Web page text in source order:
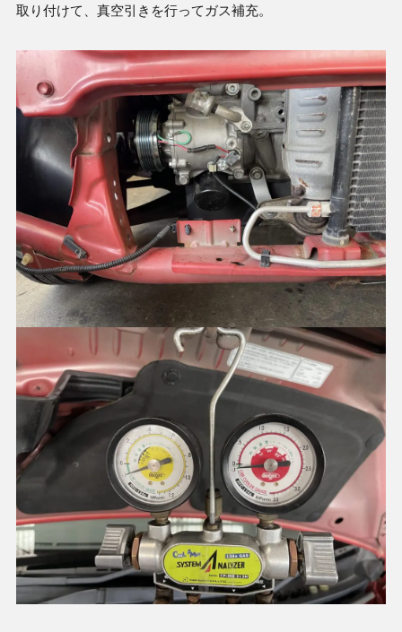
取り付けて、真空引きを行ってガス補充。